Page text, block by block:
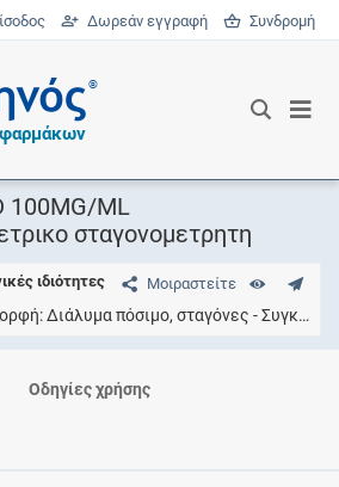
Δωρεάν εγγραφή Συνδρομή
®
100MG/ML
σταγονομετρητη
Μοιραστείτε
ιδιότητες
Διάλυμα πόσιμο, σταγόνες Συγκέντρωση
Οδηγίες χρήσης